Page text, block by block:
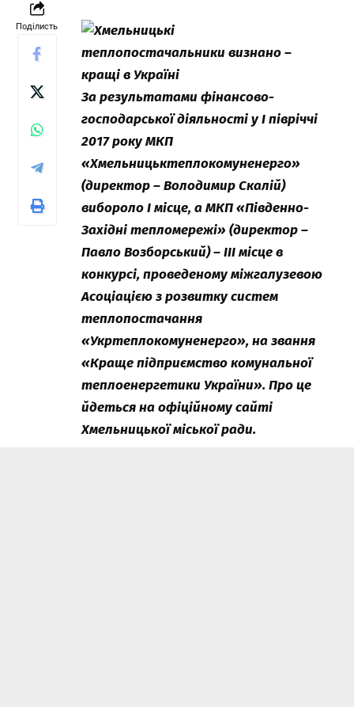
Поділисть
За результатами фінансово-
господарської діяльності у І півріччі
2017 року МКП
«Хмельницьктеплокомуненерго»
(директор – Володимир Скалій)
вибороло І місце, а МКП «Південно-
Західні тепломережі» (директор –
Павло Возборський) – ІІІ місце в
конкурсі, проведеному міжгалузевою
Асоціацією з розвитку систем
теплопостачання
«Укртеплокомуненерго», на звання
«Краще підприємство комунальної
теплоенергетики України». Про це
йдеться на офіційному сайті
Хмельницької міської ради.